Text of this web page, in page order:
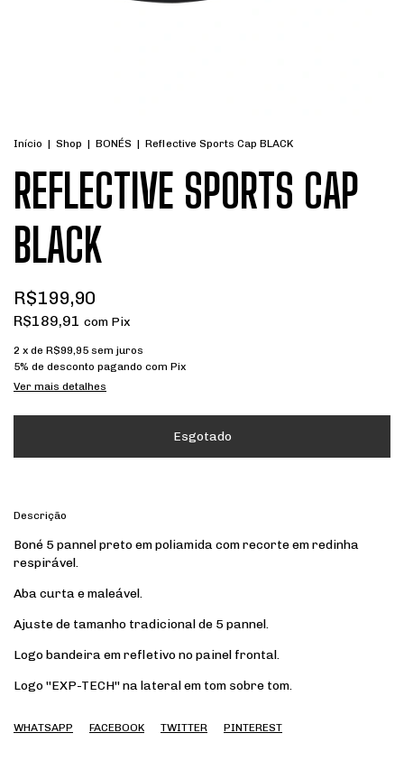
Início | Shop | BONÉS | Reflective Sports Cap BLACK
REFLECTIVE SPORTS CAP
BLACK
R$199,90
R$189,91 com Pix
2 x de R$99,95 sem juros
5% de desconto pagando com Pix
Ver mais detalhes
Descrição
Boné 5 pannel preto em poliamida com recorte em redinha
respirável.
Aba curta e maleável.
Ajuste de tamanho tradicional de 5 pannel.
Logo bandeira em refletivo no painel frontal.
Logo ''EXP-TECH'' na lateral em tom sobre tom.
WHATSAPP FACEBOOK TWITTER PINTEREST